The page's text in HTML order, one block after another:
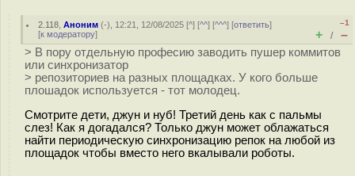
2.118 ,Аноним (-), 12:21, 12/08/2025 [^] [^^] [^^^] [ответить]
[к модератору]
–1
+ / –
> В пору отдельную професию заводить пушер коммитов
или синхронизатор
> репозиториев на разных площадках. У кого больше
плошадок используется - тот молодец.
Смотрите дети, джун и нуб! Третий день как с пальмы
слез! Как я догадался? Только джун может облажаться
найти периодическую синхронизацию репок на любой из
площадок чтобы вместо него вкалывали роботы.